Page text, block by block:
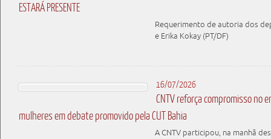
ESTARÁ PRESENTE
Requerimento de autoria dos
e Erika Kokay (PT/DF)
16/07/2026
CNTV reforça compromisso no
mulheres em debate promovido pela CUT Bahia
A CNTV participou, na manhã